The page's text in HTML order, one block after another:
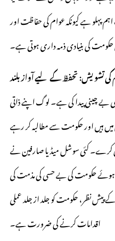
پہلو ہے کیونکہ عوام کی حفاظت اور
حکومت کی بنیادی ذمہ داری ہوتی ہے۔
تشویش: تحفظ کے لیے آواز بلند
چینی پیدا کی ہے۔ لوگ اپنے ذاتی
ہیں اور حکومت سے مطالبہ کر رہے
کرے۔ کئی سوشل میڈیا صارفین نے
ہوئے حکومت کی بے حسی کی مذمت کی
نظر، حکومت کو جلد از جلد عملی
اقدامات کرنے کی ضرورت ہے۔